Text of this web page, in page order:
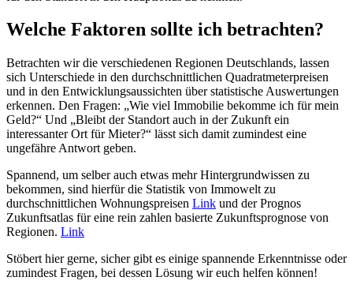
Welche Faktoren sollte ich betrachten?
Betrachten wir die verschiedenen Regionen Deutschlands, lassen
sich Unterschiede in den durchschnittlichen Quadratmeterpreisen
und in den Entwicklungsaussichten über statistische Auswertungen
erkennen. Den Fragen: „Wie viel Immobilie bekomme ich für mein
Geld?“ Und „Bleibt der Standort auch in der Zukunft ein
interessanter Ort für Mieter?“ lässt sich damit zumindest eine
ungefähre Antwort geben.
Spannend, um selber auch etwas mehr Hintergrundwissen zu
bekommen, sind hierfür die Statistik von Immowelt zu
durchschnittlichen Wohnungspreisen Link und der Prognos
Zukunftsatlas für eine rein zahlen basierte Zukunftsprognose von
Regionen. Link
Stöbert hier gerne, sicher gibt es einige spannende Erkenntnisse oder
zumindest Fragen, bei dessen Lösung wir euch helfen können!